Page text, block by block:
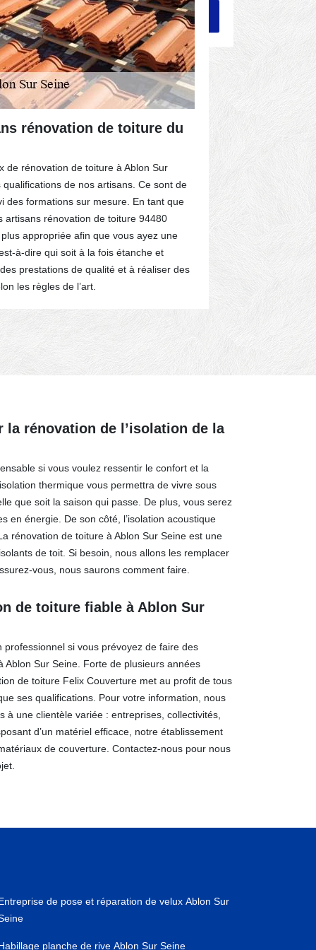
rénovation de toiture du
de rénovation de toiture à Ablon Sur
de nos artisans. Ce sont de
des formations sur mesure. En tant que
artisans rénovation de toiture 94480
appropriée afin que vous ayez une
à-dire qui soit à la fois étanche et
prestations de qualité et à réaliser des
les règles de l’art.
Votre
probable
défaillance.
durée de
intempéries,
être que des
nous allons
la rénovation de l’isolation de la
si vous voulez ressentir le confort et la
thermique vous permettra de vivre sous
que soit la saison qui passe. De plus, vous serez
en énergie. De son côté, l’isolation acoustique
rénovation de toiture à Ablon Sur Seine est une
de toit. Si besoin, nous allons les remplacer
vous, nous saurons comment faire.
de toiture fiable à Ablon Sur
si vous prévoyez de faire des
Ablon Sur Seine. Forte de plusieurs années
de toiture Felix Couverture met au profit de tous
ses qualifications. Pour votre information, nous
à une clientèle variée : entreprises, collectivités,
d’un matériel efficace, notre établissement
de couverture. Contactez-nous pour nous
de pose et réparation de velux Ablon Sur
planche de rive Ablon Sur Seine